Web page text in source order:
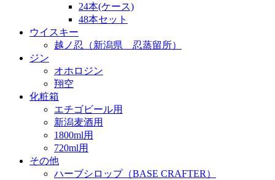
24本(ケース)
48本セット
ウイスキー
越ノ忍（新潟県 忍蒸留所）
ジン
オホロジン
翔空
化粧箱
エチゴビール用
新潟麦酒用
1800ml用
720ml用
その他
ハーブシロップ（BASE CRAFTER）